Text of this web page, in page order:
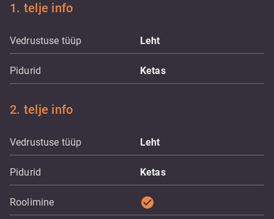
1. telje info
Vedrustuse tüüp Leht
Pidurid Ketas
2. telje info
Vedrustuse tüüp Leht
Pidurid Ketas
Roolimine check_circle